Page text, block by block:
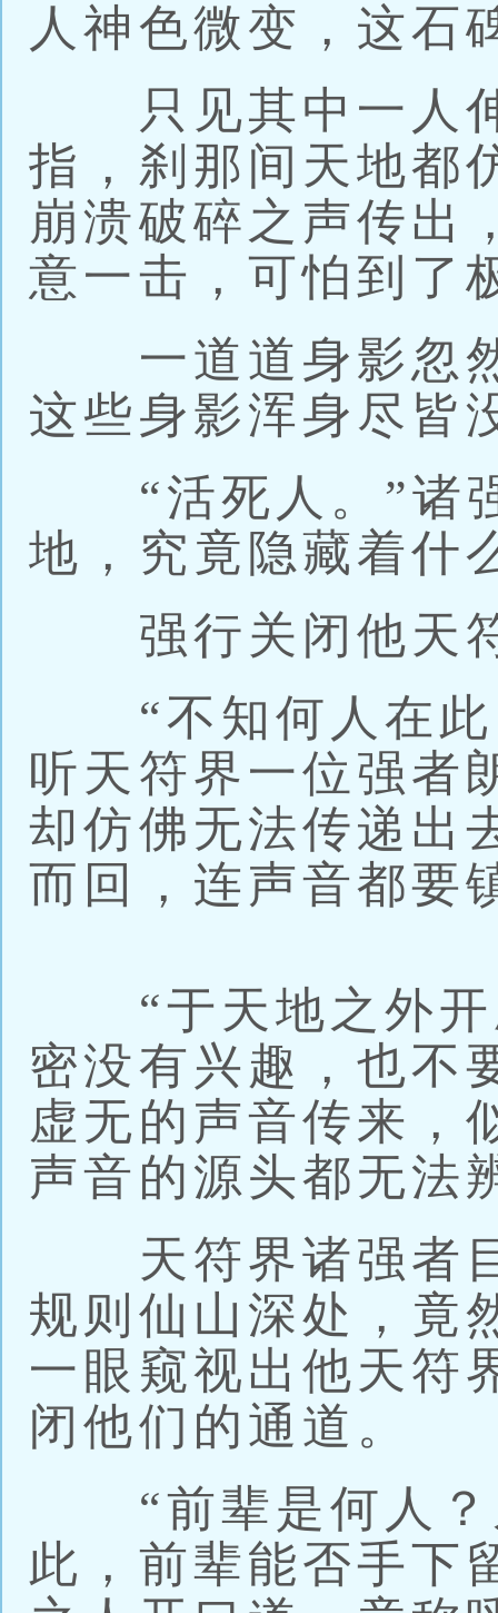
人神色微变，这石
只见其中一人伸
指，刹那间天地都
崩溃破碎之声传出
意一击，可怕到了
一道道身影忽然
这些身影浑身尽皆
“活死人。”诸
地，究竟隐藏着什
强行关闭他天符
“不知何人在此
听天符界一位强者
却仿佛无法传递出
而回，连声音都要
“于天地之外开
密没有兴趣，也不
虚无的声音传来，
声音的源头都无法
天符界诸强者目
规则仙山深处，竟
一眼窥视出他天符
闭他们的通道。
“前辈是何人？
此，前辈能否手下